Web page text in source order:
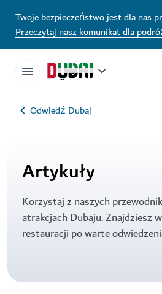
Twoje bezpieczeństwo jest dla nas
Przeczytaj nasz komunikat dla
Odwiedź Dubaj
Artykuły
Korzystaj z naszych
atrakcjach Dubaju. Znajdziesz
restauracji po warte